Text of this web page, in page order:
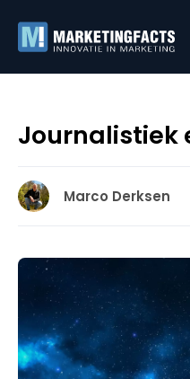
Journalistiek
Marco Derksen